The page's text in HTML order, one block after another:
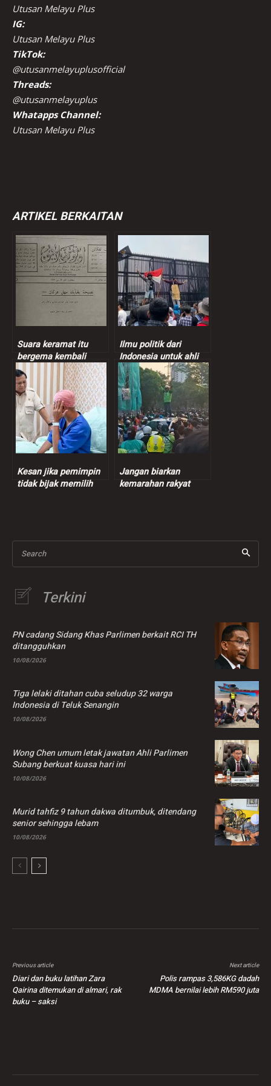
Utusan Melayu Plus
IG:
Utusan Melayu Plus
TikTok:
@utusanmelayuplusofficial
Threads:
@utusanmelayuplus
Whatapps Channel:
Utusan Melayu Plus
ARTIKEL BERKAITAN
Suara keramat itu
bergema kembali
Ilmu politik dari
Indonesia untuk ahli
politik Malaysia
Kesan jika pemimpin
tidak bijak memilih
Jangan biarkan
kemarahan rakyat
Search
Terkini
PN cadang Sidang Khas Parlimen berkait RCI TH
ditangguhkan
10/08/2026
Tiga lelaki ditahan cuba seludup 32 warga
Indonesia di Teluk Senangin
10/08/2026
Wong Chen umum letak jawatan Ahli Parlimen
Subang berkuat kuasa hari ini
10/08/2026
Murid tahfiz 9 tahun dakwa ditumbuk, ditendang
senior sehingga lebam
10/08/2026
Previous article
Diari dan buku latihan Zara
Qairina ditemukan di almari, rak
buku – saksi
Next article
Polis rampas 3,586KG dadah
MDMA bernilai lebih RM590 juta